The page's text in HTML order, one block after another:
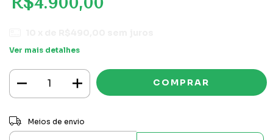
Ver mais detalhes
Entregas para o CEP:
Meios de envio